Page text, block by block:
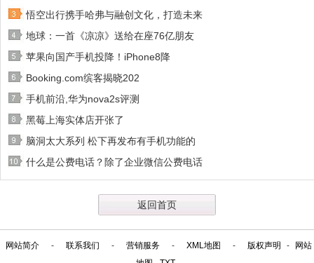
悟空出行携手哈弗与融创文化，打造未来
地球：一首《凉凉》送给在座76亿朋友
苹果向国产手机投降！iPhone8降
Booking.com缤客揭晓202
手机前沿,华为nova2s评测
黑莓上海实体店开张了
脑洞太大系列 松下再发布有手机功能的
什么是公费电话？除了企业微信公费电话
返回首页
网站简介 - 联系我们 - 营销服务 - XML地图 - 版权声明 -
网站